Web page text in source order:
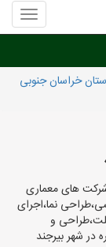
منوی
سایت
معمار
خراسان جنوبی
های معماری
نما،اجرای
و
در شهر بیرجند